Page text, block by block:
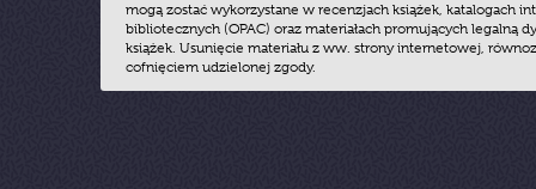
mogą zostać wykorzystane w recenzjach książek, katalogach
bibliotecznych (OPAC) oraz materiałach promujących legalną
książek. Usunięcie materiału z ww. strony internetowej,
cofnięciem udzielonej zgody.